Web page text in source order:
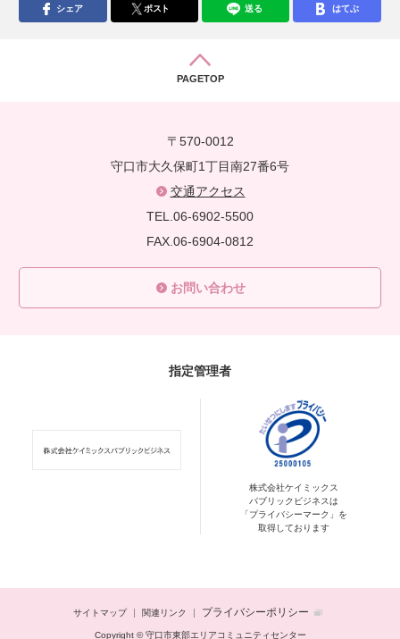
シェア ポスト 送る はてぶ
PAGETOP
〒570-0012
守口市大久保町1丁目南27番6号
交通アクセス
TEL.06-6902-5500
FAX.06-6904-0812
お問い合わせ
指定管理者
株式会社ケイミックス
パブリックビジネスは
「プライバシーマーク」を
取得しております
サイトマップ 関連リンク プライバシーポリシー
Copyright © 守口市東部エリアコミュニティセンター